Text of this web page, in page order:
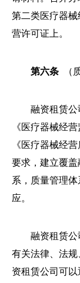
第二类医疗器
营许可证上。
第六条 （
融资租赁公
《医疗器械经
《医疗器械经
要求，建立覆
系，质量管理
应。
融资租赁
有关法律、法
资租赁公司可